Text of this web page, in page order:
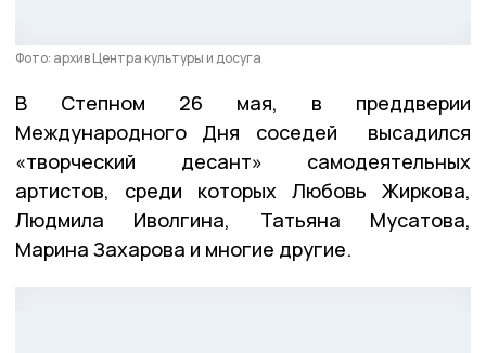
Фото: архив Центра культуры и досуга
В Степном 26 мая, в преддверии
Международного Дня соседей высадился
«творческий десант» самодеятельных
артистов, среди которых Любовь Жиркова,
Людмила Иволгина, Татьяна Мусатова,
Марина Захарова и многие другие.